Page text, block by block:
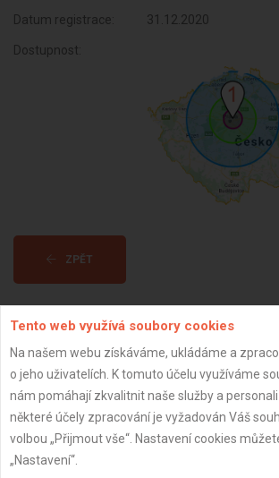
Datum registrace: 31.12.2020
Dostupnost:
ZPĚT
Aktualizováno z portálu ARES dne 02.12.2024
Důležité informace
Tento web využívá soubory cookies
Na našem webu získáváme, ukládáme a
o jeho uživatelích. K tomuto účelu využíváme
nám pomáhají zkvalitnit naše služby a
některé účely zpracování je vyžadován Váš
volbou „Přijmout vše“. Nastavení cookies
„Nastavení“.